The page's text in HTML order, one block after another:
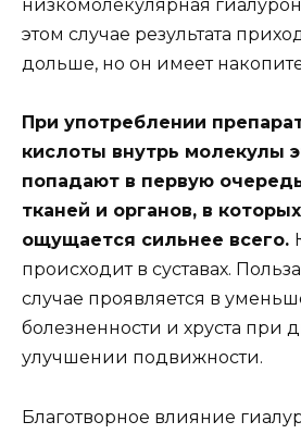
низкомолекулярная
этом случае результата
дольше, но он имеет
При употреблении
кислоты внутрь молекулы
попадают в первую
тканей и органов, в
ощущается сильнее всего.
происходит в суставах.
случае проявляется в
болезненности и хруста при
улучшении подвижности.
Благотворное влияние